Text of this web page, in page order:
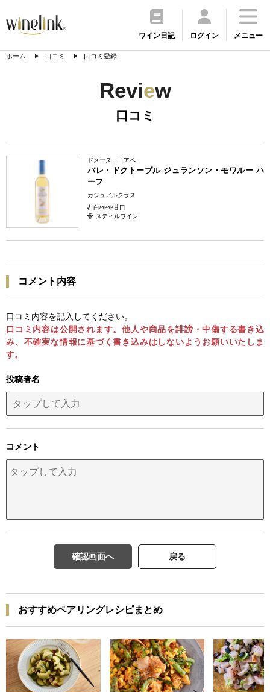
ワイン日記 ログイン メニュー
ホーム 口コミ 口コミ登録
Review
口コミ
ドメーヌ・コアペ
バレ・ドクトーブル ジュランソン・モワルー ハ
ーフ
カジュアルクラス
白/やや甘口
スティルワイン
コメント内容
口コミ内容を記入してください。
口コミ内容は公開されます。他人や商品を誹謗・中傷する書き込
み、不確実な情報に基づく書き込みはしないようお願いいたしま
す。
投稿者名
コメント
確認画面へ 戻る
おすすめペアリングレシピまとめ